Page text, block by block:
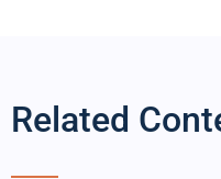
Related